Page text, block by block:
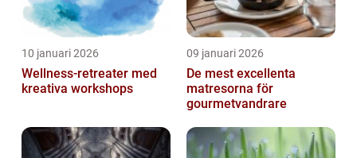
10 januari 2026
Wellness-retreater med
kreativa workshops
09 januari 2026
De mest excellenta
matresorna för
gourmetvandrare